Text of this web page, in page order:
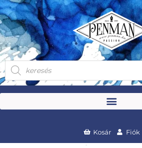
Skip
to
content
Products
search
Kosár Fiók